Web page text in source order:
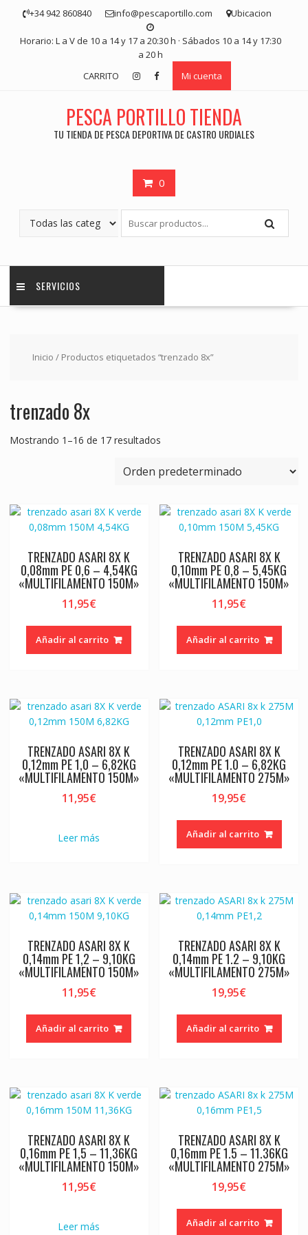
contenido
+34 942 860840 info@pescaportillo.com Ubicacion
Horario: L a V de 10 a 14 y 17 a 20:30 h · Sábados 10 a 14 y 17:30
a 20 h
CARRITO
Mi cuenta
PESCA PORTILLO TIENDA
TU TIENDA DE PESCA DEPORTIVA DE CASTRO URDIALES
0
SERVICIOS
Inicio / Productos etiquetados “trenzado 8x”
trenzado 8x
Mostrando 1–16 de 17 resultados
TRENZADO ASARI 8X K
0,08mm PE 0,6 – 4,54KG
«MULTIFILAMENTO 150M»
11,95€
Añadir al carrito
TRENZADO ASARI 8X K
0,10mm PE 0,8 – 5,45KG
«MULTIFILAMENTO 150M»
11,95€
Añadir al carrito
TRENZADO ASARI 8X K
0,12mm PE 1,0 – 6,82KG
«MULTIFILAMENTO 150M»
11,95€
Leer más
TRENZADO ASARI 8X K
0,12mm PE 1.0 – 6,82KG
«MULTIFILAMENTO 275M»
19,95€
Añadir al carrito
TRENZADO ASARI 8X K
0,14mm PE 1,2 – 9,10KG
«MULTIFILAMENTO 150M»
11,95€
Añadir al carrito
TRENZADO ASARI 8X K
0,14mm PE 1.2 – 9,10KG
«MULTIFILAMENTO 275M»
19,95€
Añadir al carrito
TRENZADO ASARI 8X K
0,16mm PE 1,5 – 11,36KG
«MULTIFILAMENTO 150M»
11,95€
Leer más
TRENZADO ASARI 8X K
0,16mm PE 1.5 – 11.36KG
«MULTIFILAMENTO 275M»
19,95€
Añadir al carrito